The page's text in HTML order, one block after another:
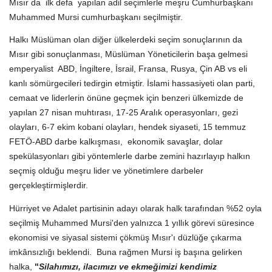
Mısır da ilk defa yapılan adil seçimlerle meşru Cumhurbaşkanı
Muhammed Mursi cumhurbaşkanı seçilmiştir.
Halkı Müslüman olan diğer ülkelerdeki seçim sonuçlarının da
Mısır gibi sonuçlanması, Müslüman Yöneticilerin başa gelmesi
emperyalist ABD, İngiltere, İsrail, Fransa, Rusya, Çin AB vs eli
kanlı sömürgecileri tedirgin etmiştir. İslami hassasiyeti olan parti,
cemaat ve liderlerin önüne geçmek için benzeri ülkemizde de
yapılan 27 nisan muhtırası, 17-25 Aralık operasyonları, gezi
olayları, 6-7 ekim kobani olayları, hendek siyaseti, 15 temmuz
FETÖ-ABD darbe kalkışması, ekonomik savaşlar, dolar
spekülasyonları gibi yöntemlerle darbe zemini hazırlayıp halkın
seçmiş olduğu meşru lider ve yönetimlere darbeler
gerçekleştirmişlerdir.
Hürriyet ve Adalet partisinin adayı olarak halk tarafından %52 oyla
seçilmiş Muhammed Mursi'den yalnızca 1 yıllık görevi süresince
ekonomisi ve siyasal sistemi çökmüş Mısır'ı düzlüğe çıkarma
imkânsızlığı beklendi. Buna rağmen Mursi iş başına gelirken
halka, "Silahımızı, ilacımızı ve ekmeğimizi kendimiz